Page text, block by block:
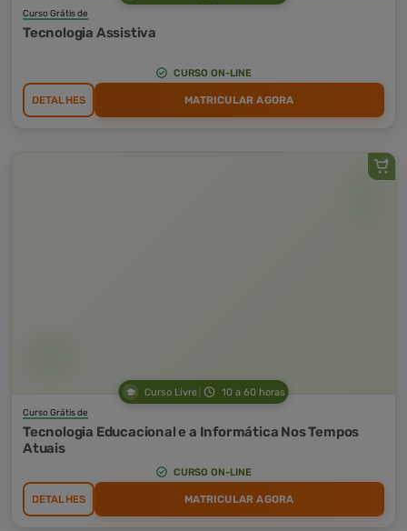
Curso Grátis de
Tecnologia Assistiva
CURSO ON-LINE
DETALHES MATRICULAR AGORA
Curso Livre 10 a 60 horas
Curso Grátis de
Tecnologia Educacional e a Informática Nos Tempos
Atuais
CURSO ON-LINE
DETALHES MATRICULAR AGORA